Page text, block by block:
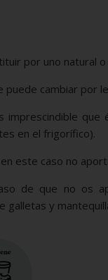
por uno natural o
puede cambiar por
que
en el frigorífico).
este caso no
de que no os
galletas y